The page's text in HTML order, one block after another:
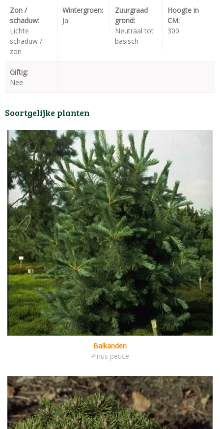
Zon /
schaduw:
Lichte
schaduw /
zon
Wintergroen:
Ja
Zuurgraad
grond:
Neutraal tot
basisch
Hoogte in
CM:
300
Giftig:
Nee
Soortgelijke planten
Balkanden
Pinus peuce